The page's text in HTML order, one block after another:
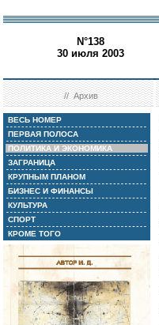
N°138
30 июля 2003
//Архив
ВЕСЬ НОМЕР
ПЕРВАЯ ПОЛОСА
ПОЛИТИКА И ЭКОНОМИКА
ЗАГРАНИЦА
КРУПНЫМ ПЛАНОМ
БИЗНЕС И ФИНАНСЫ
КУЛЬТУРА
СПОРТ
КРОМЕ ТОГО